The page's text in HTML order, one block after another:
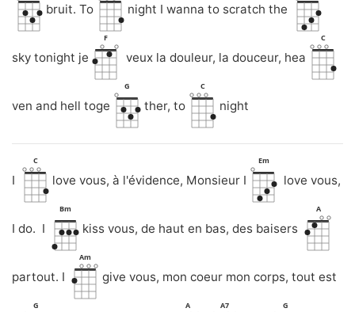
bruit. To night I wanna to scratch the
sky tonight je
F
veux la douleur, la douceur, hea
C
ven and hell toge
G
ther, to
C
night
I
C
love vous, à l'évidence, Monsieur I
Em
love vous,
I do. I
Bm
kiss vous, de haut en bas, des baisers
A
partout. I
Am
give vous, mon coeur mon corps, tout est
G A A7 G